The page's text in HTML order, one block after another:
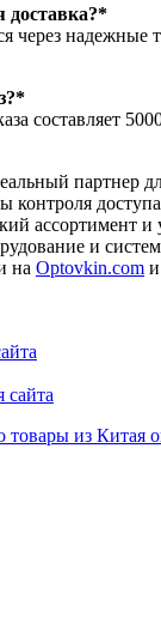
доставка?*
через надежные
составляет
партнер
контроля
ассортимент и
и
на Optovkin.com
сайта